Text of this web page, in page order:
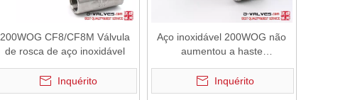
200WOG CF8/CF8M Válvula
de rosca de aço inoxidável
Inquérito
Aço inoxidável 200WOG não
aumentou a haste
Inquérito